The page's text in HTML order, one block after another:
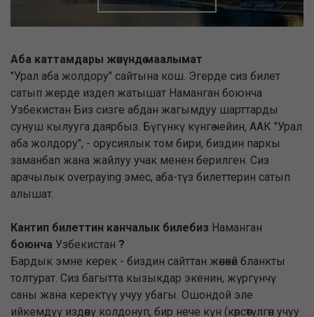
Аба каттамдары жөнүндө маалымат
"Урал аба жолдору" сайтына кош. Эгерде сиз билет
сатып жерде издеп жатышат Наманган боюнча
Узбекистан Биз сизге абдан жагымдуу шарттарды
сунуш кылууга даярбыз. Бүгүнкү күнгө чейин, ААК "Урал
аба жолдору", - орусиялык том бири, биздин паркы
заманбап жана жайлуу учак менен берилген. Сиз
арачылык overpaying эмес, аба-түз билеттерин сатып
алышат.
Кантип билеттин канчалык билебиз Наманган
боюнча Узбекистан ?
Бардык эмне керек - биздин сайттан жөнөкөй бланкты
толтурат. Сиз багытта кызыкдар экенин, жүргүнчү
саны жана керектүү учуу убагы. Ошондой эле
ийкемдүү издөөнү колдонуп, бир нече күн (көрсөтүлгөн учуу